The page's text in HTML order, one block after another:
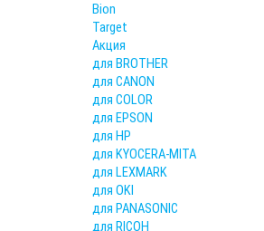
Bion
Target
Акция
для BROTHER
для CANON
для COLOR
для EPSON
для HP
для KYOCERA-MITA
для LEXMARK
для OKI
для PANASONIC
для RICOH